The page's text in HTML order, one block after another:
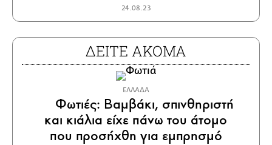
24.08.23
ΔΕΙΤΕ ΑΚΟΜΑ
ΕΛΛΑΔΑ
Φωτιές: Βαμβάκι, σπινθηριστή
και κιάλια είχε πάνω του άτομο
που προσήχθη για εμπρησμό